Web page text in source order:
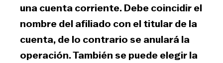
una cuenta corriente. Debe coincidir el
nombre del afiliado con el titular de la
cuenta, de lo contrario se anulará la
operación. También se puede elegir la